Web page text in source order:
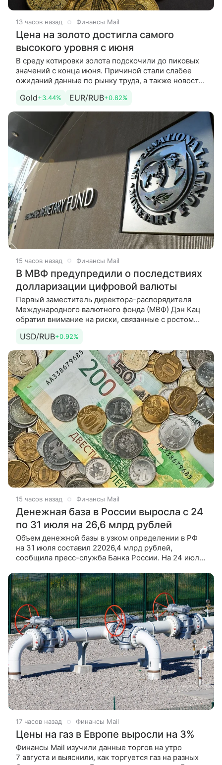
13 часов назад Финансы Mail
Цена на золото достигла самого
высокого уровня с июня
В среду котировки золота подскочили до пиковых
значений с конца июня. Причиной стали слабее
ожиданий данные по рынку труда, а также новости
Ормузском проливе.
Gold+3.44% EUR/RUB+0.82%
15 часов назад Финансы Mail
В МВФ предупредили о последствиях
долларизации цифровой валюты
Первый заместитель директора-распорядителя
Международного валютного фонда (МВФ) Дэн Кац
обратил внимание на риски, связанные с ростом
к доллару США. По его словам, это
USD/RUB+0.92%
15 часов назад Финансы Mail
Денежная база в России выросла с 24
по 31 июля на 26,6 млрд рублей
Объем денежной базы в узком определении в РФ
на 31 июля составил 22026,4 млрд рублей,
сообщила пресс-служба Банка России. На 24 июля
рублей. Таким образом,
17 часов назад Финансы Mail
Цены на газ в Европе выросли на 3%
Финансы Mail изучили данные торгов на утро
7 августа и выяснили, как торгуется газ на разных